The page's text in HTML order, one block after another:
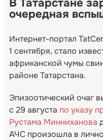
В Татарстане
очередная
Интернет-портал
1 сентября, стало
африканской чумы
районе Татарстана.
Эпизоотический очаг
с 29 августа по указу
Рустама Минниханова
АЧС произошла в